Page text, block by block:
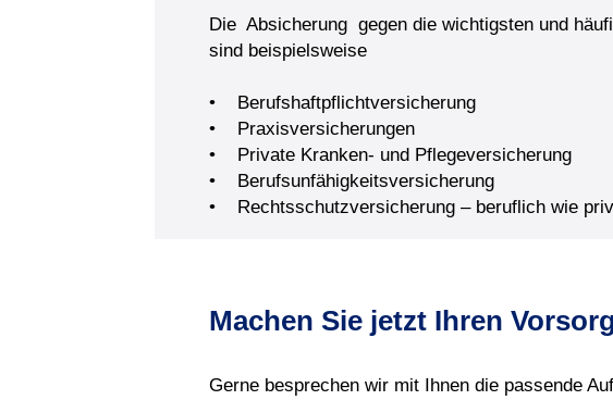
Die Absicherung gegen die wichtigsten und
sind beispielsweise
• Berufshaftpflichtversicherung
• Praxisversicherungen
• Private Kranken- und Pflegeversicherung
• Berufsunfähigkeitsversicherung
• Rechtsschutzversicherung – beruflich wie
Machen Sie jetzt Ihren
Gerne besprechen wir mit Ihnen die passende